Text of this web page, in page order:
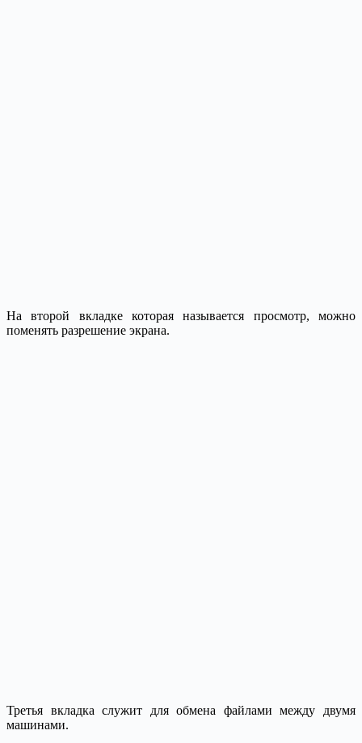
На второй вкладке которая называется просмотр, можно
поменять разрешение экрана.
Третья вкладка служит для обмена файлами между двумя
машинами.